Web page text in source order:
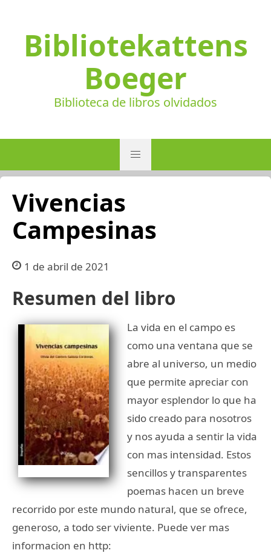
Bibliotekattens
Boeger
Biblioteca de libros olvidados
Vivencias
Campesinas
1 de abril de 2021
Resumen del libro
La vida en el campo es
como una ventana que se
abre al universo, un medio
que permite apreciar con
mayor esplendor lo que ha
sido creado para nosotros
y nos ayuda a sentir la vida
con mas intensidad. Estos
sencillos y transparentes
poemas hacen un breve
recorrido por este mundo natural, que se ofrece,
generoso, a todo ser viviente. Puede ver mas
informacion en http: